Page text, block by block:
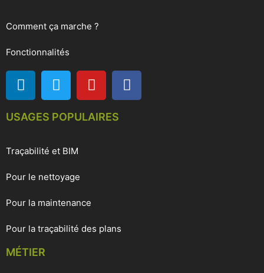
Comment ça marche ?
Fonctionnalités
USAGES POPULAIRES
Traçabilité et BIM
Pour le nettoyage
Pour la maintenance
Pour la traçabilité des plans
MÉTIER